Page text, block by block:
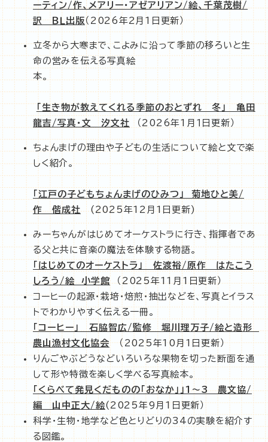
ーティン/作、メアリー・アゼアリアン/絵、千葉茂樹/
訳 ＢＬ出版（2026年2月1日更新）
立冬から大寒まで、こよみに沿って季節の移ろいと生
命の営みを伝える写真絵
本。
「生き物が教えてくれる季節のおとずれ 冬」 亀田
龍吉/写真・文 汐文社 （2026年1月１日更新）
ちょんまげの理由や子どもの生活について絵と文で楽
しく紹介。
「江戸の子どもちょんまげのひみつ」 菊地ひと美/
作 偕成社(2025年12月1日更新)
みーちゃんがはじめてオーケストラに行き、指揮者であ
る父と共に音楽の魔法を体験する物語。
「はじめてのオーケストラ」 佐渡裕/原作 はたこう
しろう/絵 小学館
（2025年11月1日更新）
コーヒーの起源・栽培・焙煎・抽出などを、写真とイラス
トでわかりやすく伝える一冊。
「コーヒー」 石脇智広/監修 堀川理万子/絵と造形
農山漁村文化協会（2025年10月1日更新）
りんごやぶどうなどいろいろな果物を切った断面を通
して形や特徴を楽しく学べる写真絵本。
「くらべて発見くだものの「おなか」」1～3 農文協/
編 山中正大/絵(2025年9月1日更新）
科学・生物・地学など色とりどりの34の実験を紹介す
る図鑑。